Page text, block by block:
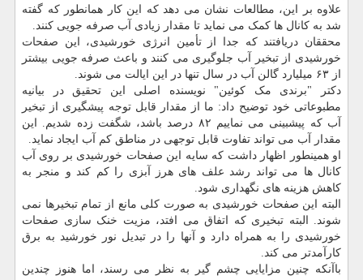
علاوه بر این، مطالعات نشان می دهد که این کار همانطور که گفته
شد به کانال ها کمک می نماید تا مقدار زیادی آب صرفه جویی کنند.
محققان دریافتند که جدا از تأمین انرژی خورشیدی، این صفحات
خورشیدی از تبخیر آب جلوگیری می کنند و باعث صرفه جویی بیشتر
از ۶۳ میلیارد گالن آب در سال تنها در این ایالت می شوند.
دکتر "برندی مک کوئین" نویسنده اصلی این تحقیق در بیانیه
مطبوعاتی خود توضیح داد: ما از مقدار قابل توجه پیشگیری از تبخیر
آب که پیشبینی می نماییم ۸۲ درصد باشد، شگفت زده شدیم. این
مقدار آب می تواند تفاوت قابل توجهی در مناطق کم آب ایجاد نماید.
او همینطور اظهار داشت که سایه این صفحات خورشیدی بر روی آب
کانال ها می تواند رشد علف های هرز آبزی را کم کند و منجر به
کاهش هزینه های نگهداری شود.
البته این صفحات خورشیدی به صورت کلی مانع از تمام تبخیرها نمی
شوند. البته تبخیری که اتفاق می افتد، مزیت خنک سازی صفحات
خورشیدی را به همراه دارد و آنها را در تبدیل نور خورشید به برق
کارآمدتر می کند.
باآنکه چنین مزایایی چشم گیر به نظر می رسند، اما هنوز چندین